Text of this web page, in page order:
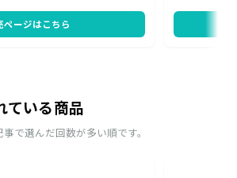
に。大型チェアがなくても家中
なる、忙しいお母さんへの贈り
ページはこちら
トが母の日を
ている商品
で選んだ回数が多い順です。